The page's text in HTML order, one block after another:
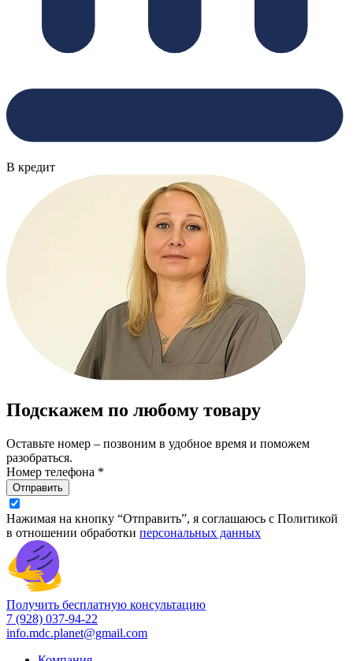
В кредит
Подскажем по любому товару
Оставьте номер – позвоним в удобное время и поможем
разобраться.
Номер телефона *
Отправить
Нажимая на кнопку “Отправить”, я соглашаюсь с Политикой
в отношении обработки персональных данных
Получить бесплатную консультацию
7 (928) 037-94-22
info.mdc.planet@gmail.com